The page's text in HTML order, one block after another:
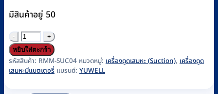
มีสินค้าอยู่ 50
จำนวน
เครื่อง
ดูด
เสมหะ
หยิบใส่ตะกร้า
รหัสสินค้า: RMM-SUC04 หมวดหมู่: เครื่องดูดเสมหะ (Suction), เครื่องดูด
เสมหะมีแบตเตอรี่ แบรนด์: YUWELL